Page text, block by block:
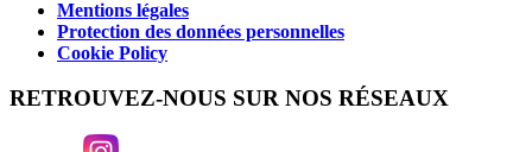
Mentions légales
Protection des données personnelles
Cookie Policy
RETROUVEZ-NOUS SUR NOS RÉSEAUX